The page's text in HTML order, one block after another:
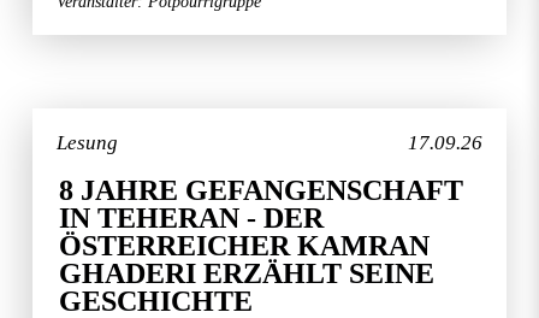
17.09.26
Lesung
8 JAHRE GEFANGENSCHAFT
IN TEHERAN - DER
ÖSTERREICHER KAMRAN
GHADERI ERZÄHLT SEINE
GESCHICHTE